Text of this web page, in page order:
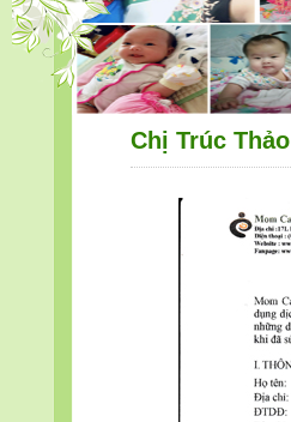
Chị Trúc Thảo